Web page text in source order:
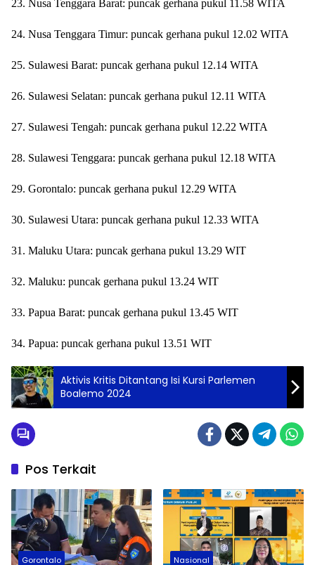
23. Nusa Tenggara Barat: puncak gerhana pukul 11.58 WITA
24. Nusa Tenggara Timur: puncak gerhana pukul 12.02 WITA
25. Sulawesi Barat: puncak gerhana pukul 12.14 WITA
26. Sulawesi Selatan: puncak gerhana pukul 12.11 WITA
27. Sulawesi Tengah: puncak gerhana pukul 12.22 WITA
28. Sulawesi Tenggara: puncak gerhana pukul 12.18 WITA
29. Gorontalo: puncak gerhana pukul 12.29 WITA
30. Sulawesi Utara: puncak gerhana pukul 12.33 WITA
31. Maluku Utara: puncak gerhana pukul 13.29 WIT
32. Maluku: puncak gerhana pukul 13.24 WIT
33. Papua Barat: puncak gerhana pukul 13.45 WIT
34. Papua: puncak gerhana pukul 13.51 WIT
Aktivis Kritis Ditantang Isi Kursi Parlemen
Boalemo 2024
Pos Terkait
Gorontalo Nasional